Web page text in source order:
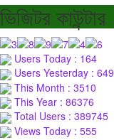
ভিজিটর কাউন্টার
Users Today : 164
Users Yesterday : 649
This Month : 3510
This Year : 86376
Total Users : 389745
Views Today : 555